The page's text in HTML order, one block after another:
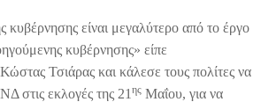
κυβέρνησης είναι μεγαλύτερο από το έργο
κυβέρνησης» είπε
Τσιάρας και κάλεσε τους πολίτες να
στις εκλογές της 21 ης Μαΐου, για να